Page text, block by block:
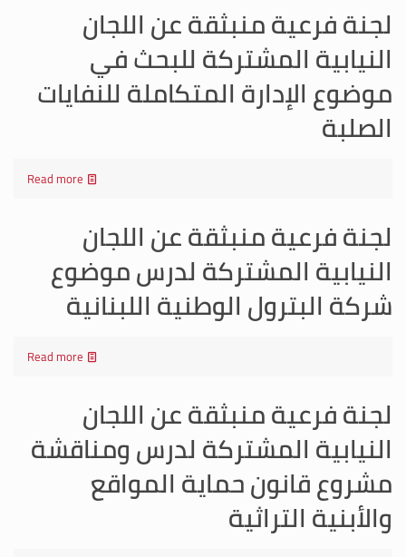
لجنة فرعية منبثقة عن اللجان
النيابية المشتركة للبحث في
موضوع الإدارة المتكاملة للنفايات
الصلبة
Read more
لجنة فرعية منبثقة عن اللجان
النيابية المشتركة لدرس موضوع
شركة البترول الوطنية اللبنانية
Read more
لجنة فرعية منبثقة عن اللجان
النيابية المشتركة لدرس ومناقشة
مشروع قانون حماية المواقع
والأبنية التراثية